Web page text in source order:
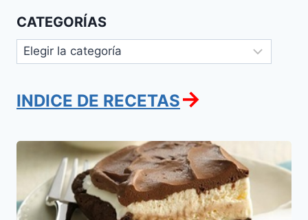
CATEGORÍAS
Categorías
INDICE DE RECETAS→
Torta
de
Brownies
y
Helado